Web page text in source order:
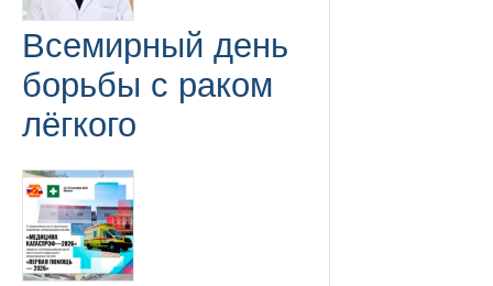
Всемирный день
борьбы с раком
лёгкого